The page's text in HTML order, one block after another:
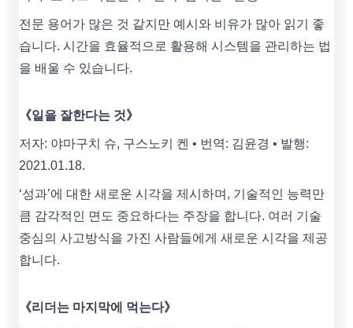
전문 용어가 많은 것 같지만 예시와 비유가 많아 읽기 좋
습니다. 시간을 효율적으로 활용해 시스템을 관리하는 법
을 배울 수 있습니다.
《일을 잘한다는 것》
저자: 야마구치 슈, 구스노키 켄 • 번역: 김윤경 • 발행:
2021.01.18.
‘성과’에 대한 새로운 시각을 제시하며, 기술적인 능력만
큼 감각적인 면도 중요하다는 주장을 합니다. 여러 기술
중심의 사고방식을 가진 사람들에게 새로운 시각을 제공
합니다.
《리더는 마지막에 먹는다》